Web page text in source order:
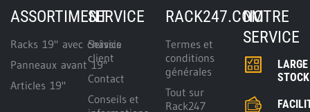
ASSORTIMENT
Racks 19" avec châssis
Panneaux avant 19"
Articles 19"
SERVICE
Service
client
Contact
Conseils et
RACK247.COM
Termes et
conditions
générales
Tout sur
Rack247
NOTRE
SERVICE
LARGE
STOCK